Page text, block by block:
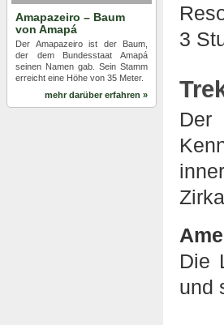
3
Die
und
Amapazeiro – Baum
von Amapá
Der Amapazeiro ist der Baum,
der dem Bundesstaat Amapá
seinen Namen gab. Sein Stamm
erreicht eine Höhe von 35 Meter.
mehr darüber erfahren »